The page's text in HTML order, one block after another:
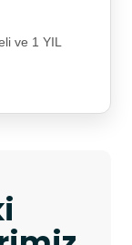
ve 1 YIL